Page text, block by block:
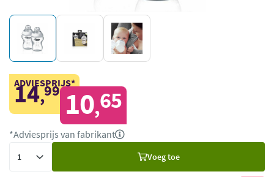
ADVIESPRIJS*
14,99 10,65
*Adviesprijs van fabrikant
Voeg toe